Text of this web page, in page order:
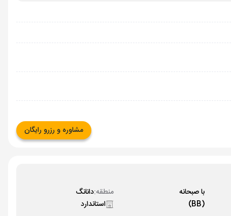
مشاوره و رزرو رایگان
با صبحانه
(BB)
منطقه:دانانگ
استاندارد